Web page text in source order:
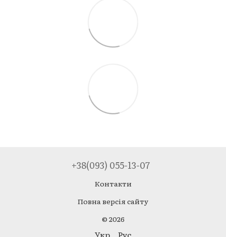
+38(093) 055-13-07
Контакти
Повна версія сайту
© 2026
Укр Рус